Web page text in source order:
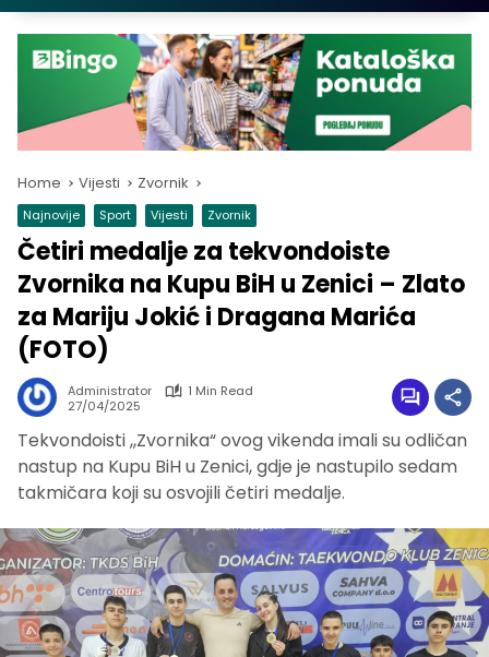
Home Vijesti Zvornik
Najnovije Sport Vijesti Zvornik
Četiri medalje za tekvondoiste
Zvornika na Kupu BiH u Zenici – Zlato
za Mariju Jokić i Dragana Marića
(FOTO)
Administrator
1 Min Read
27/04/2025
Tekvondoisti ,,Zvornika“ ovog vikenda imali su odličan
nastup na Kupu BiH u Zenici, gdje je nastupilo sedam
takmičara koji su osvojili četiri medalje.